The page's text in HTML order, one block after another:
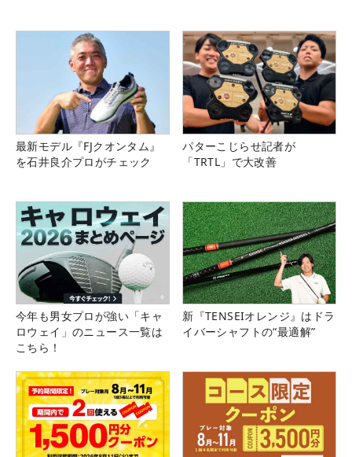
最新モデル『FJクオンタム』
を石井良介プロがチェック
パターこじらせ記者が
「TRTL」で大改善
今年も男女プロが強い「キャ
ロウェイ」のニュース一覧は
こちら！
新『TENSEIオレンジ』はドラ
イバーシャフトの“最適解”